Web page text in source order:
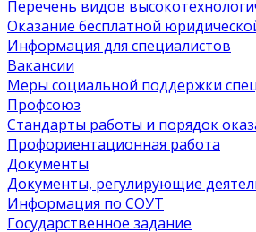
Перечень видов
Оказание бесплатной
Информация для специалистов
Вакансии
Меры социальной поддержки
Профсоюз
Стандарты работы и порядок
Профориентационная работа
Документы
Документы, регулирующие
Информация по СОУТ
Государственное задание